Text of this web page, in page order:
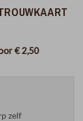
€ 2,50
zelf